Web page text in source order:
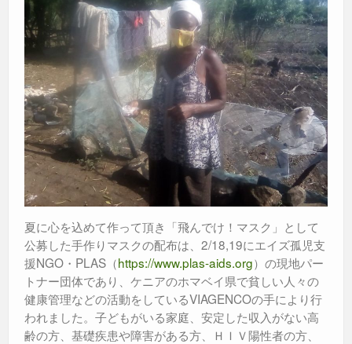
夏に心を込めて作って頂き「飛んでけ！マスク」として
公募した手作りマスクの配布は、2/18,19にエイズ孤児支
援NGO・PLAS（https://www.plas-aids.org）の現地パー
トナー団体であり、ケニアのホマベイ県で貧しい人々の
健康管理などの活動をしているVIAGENCOの手により行
われました。子どもがいる家庭、安定した収入がない高
齢の方、基礎疾患や障害がある方、ＨＩＶ陽性者の方、